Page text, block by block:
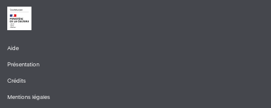
DE
PAGE
1
Aide
Présentation
Crédits
Mentions légales